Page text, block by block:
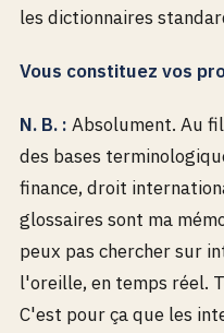
les dictionnaires
Vous constituez vos
N. B. : Absolument. Au
des bases
finance, droit
glossaires sont ma
peux pas chercher sur
l'oreille, en temps réel.
C'est pour ça que les